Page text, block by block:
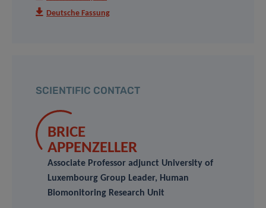
Deutsche Fassung
SCIENTIFIC CONTACT
BRICE
APPENZELLER
Associate Professor adjunct University of
Luxembourg Group Leader, Human
Biomonitoring Research Unit